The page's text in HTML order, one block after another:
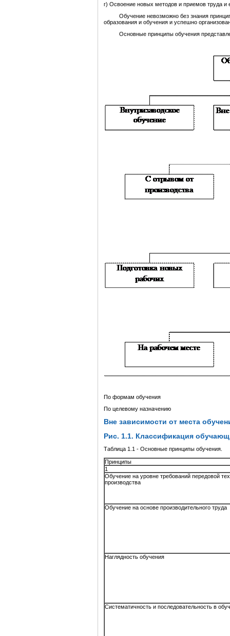
г) Освоение новых методов и приемов труда и
Обучение невозможно без знания
образования и обучения и успешно
Основные принципы обучения
По формам обучения
По целевому назначению
Вне зависимости от места
Рис. 1.1. Классификация
Таблица 1.1 - Основные принципы обучения.
Принципы
1
Обучение на уровне требований передовой
производства
Обучение на основе производительного труда
Наглядность обучения
Систематичность и последовательность в